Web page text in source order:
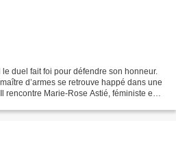
duel fait foi pour défendre son honneur.
d’armes se retrouve happé dans une
rencontre Marie-Rose Astié, féministe en